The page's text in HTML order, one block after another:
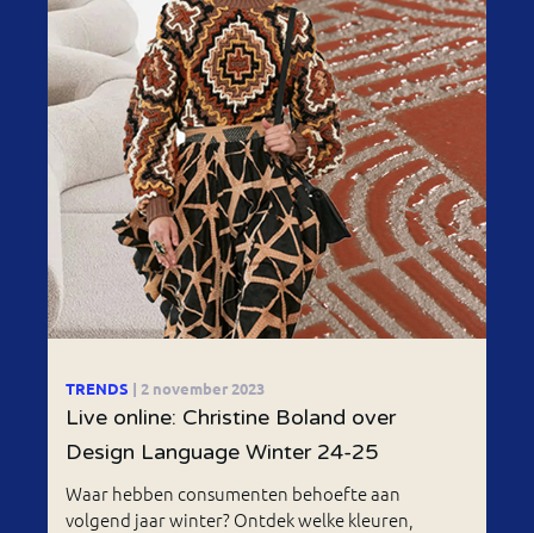
TRENDS | 2 november 2023
Live online: Christine Boland over
Design Language Winter 24-25
Waar hebben consumenten behoefte aan
volgend jaar winter? Ontdek welke kleuren,